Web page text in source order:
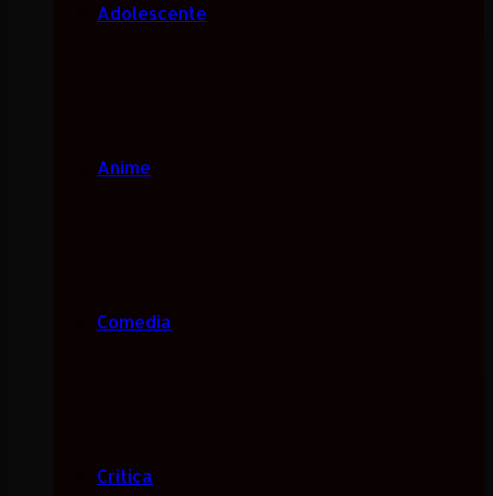
Adolescente
Anime
Comedia
Critica